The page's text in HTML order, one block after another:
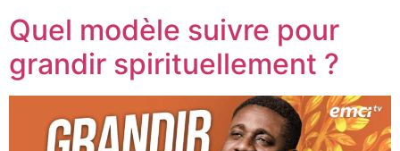
Quel modèle suivre pour
grandir spirituellement ?